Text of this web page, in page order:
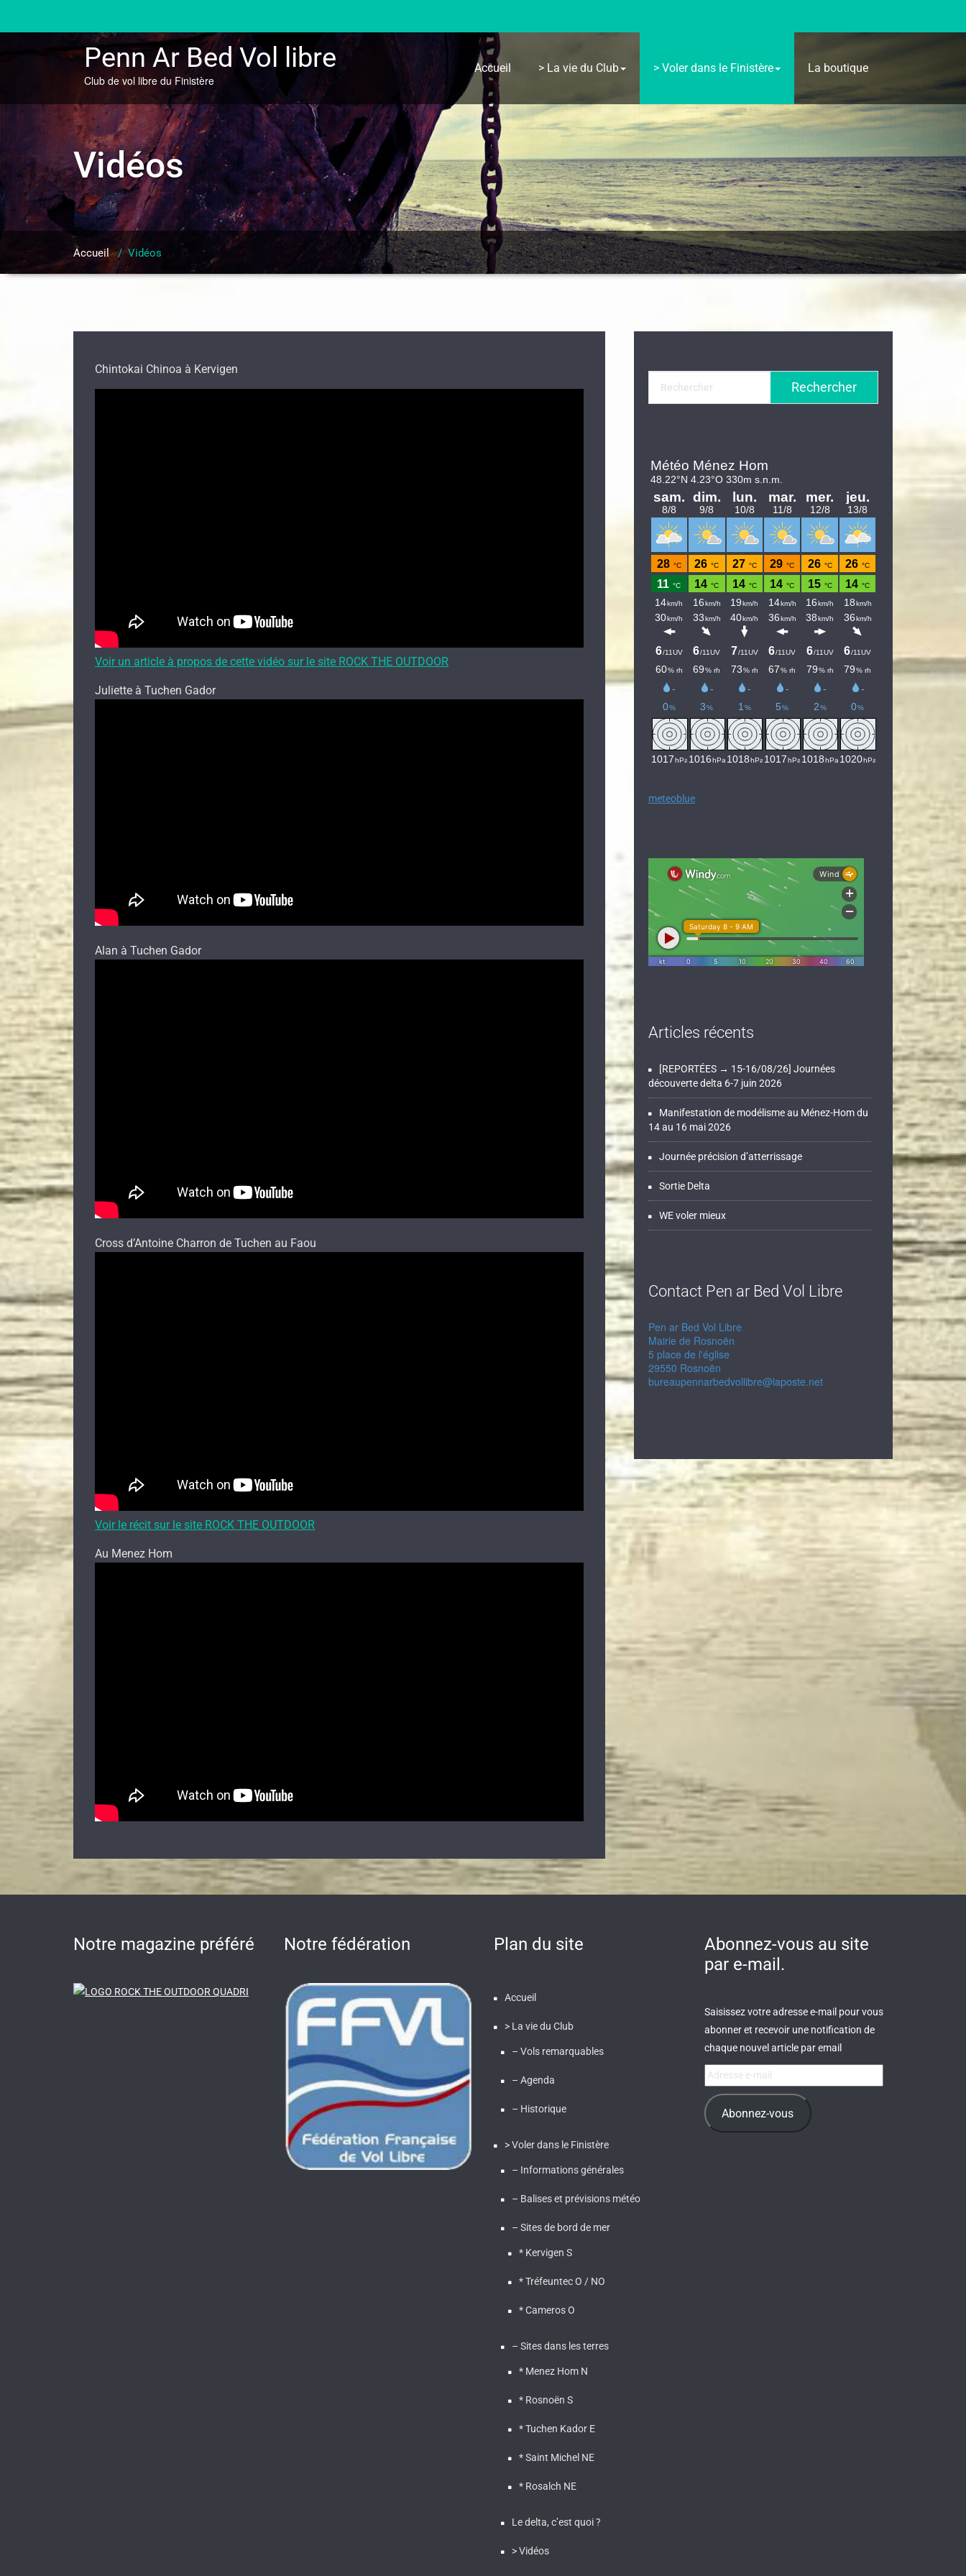
content
Penn Ar Bed Vol libre
Club de vol libre du Finistère
Accueil > La vie du Club > Voler dans le Finistère La boutique
Vidéos
Accueil/Vidéos
Chintokai Chinoa à Kervigen
Voir un article à propos de cette vidéo sur le site ROCK THE OUTDOOR
Juliette à Tuchen Gador
Alan à Tuchen Gador
Cross d’Antoine Charron de Tuchen au Faou
Voir le récit sur le site ROCK THE OUTDOOR
Au Menez Hom
meteoblue
Articles récents
[REPORTÉES → 15-16/08/26] Journées
découverte delta 6-7 juin 2026
Manifestation de modélisme au Ménez-Hom du
14 au 16 mai 2026
Journée précision d’atterrissage
Sortie Delta
WE voler mieux
Contact Pen ar Bed Vol Libre
Pen ar Bed Vol Libre
Mairie de Rosnoën
5 place de l'église
29550 Rosnoën
bureaupennarbedvollibre@laposte.net
Notre magazine préféré Notre fédération Plan du site
Accueil
> La vie du Club
– Vols remarquables
– Agenda
– Historique
> Voler dans le Finistère
– Informations générales
– Balises et prévisions météo
– Sites de bord de mer
* Kervigen S
* Tréfeuntec O / NO
* Cameros O
– Sites dans les terres
* Menez Hom N
* Rosnoën S
* Tuchen Kador E
* Saint Michel NE
* Rosalch NE
Le delta, c’est quoi ?
> Vidéos
Abonnez-vous au site
par e-mail.
Saisissez votre adresse e-mail pour vous
abonner et recevoir une notification de
chaque nouvel article par email
Adresse
e-
mail Abonnez-vous